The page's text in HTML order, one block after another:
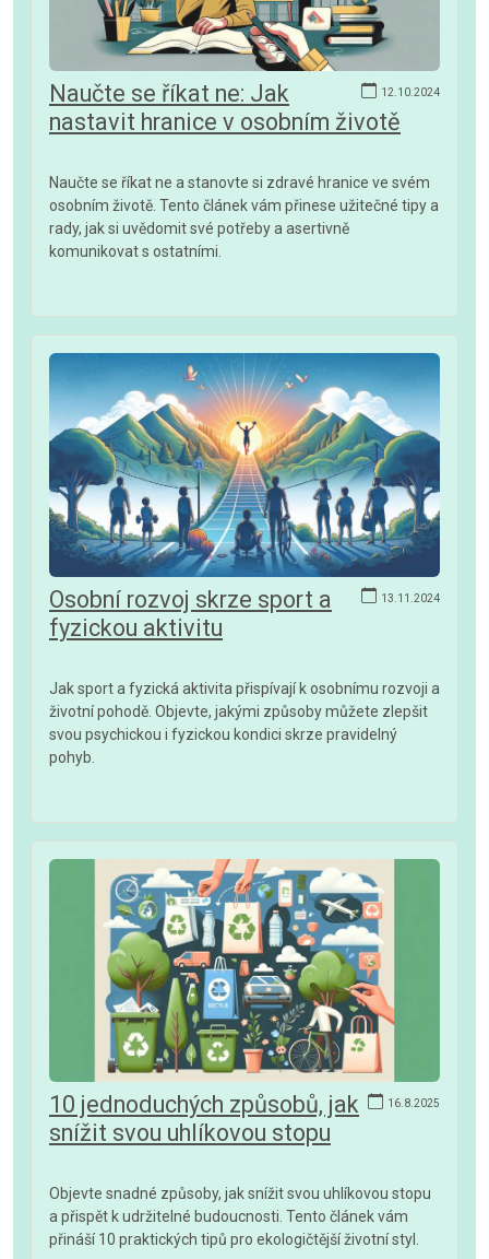
12.10.2024
Naučte se říkat ne: Jak
nastavit hranice v osobním životě
Naučte se říkat ne a stanovte si zdravé hranice ve svém
osobním životě. Tento článek vám přinese užitečné tipy a
rady, jak si uvědomit své potřeby a asertivně
komunikovat s ostatními.
13.11.2024
Osobní rozvoj skrze sport a
fyzickou aktivitu
Jak sport a fyzická aktivita přispívají k osobnímu rozvoji a
životní pohodě. Objevte, jakými způsoby můžete zlepšit
svou psychickou i fyzickou kondici skrze pravidelný
pohyb.
16.8.2025
10 jednoduchých způsobů, jak
snížit svou uhlíkovou stopu
Objevte snadné způsoby, jak snížit svou uhlíkovou stopu
a přispět k udržitelné budoucnosti. Tento článek vám
přináší 10 praktických tipů pro ekologičtější životní styl.